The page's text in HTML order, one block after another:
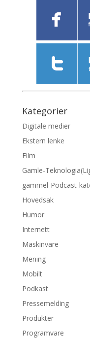
Kategorier
Digitale medier
Ekstern lenke
Film
Gamle-
gammel-Podcast-
Hovedsak
Humor
Internett
Maskinvare
Mening
Mobilt
Podkast
Pressemelding
Produkter
Programvare